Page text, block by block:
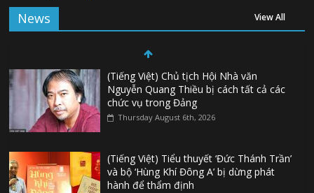
News
View All
(Tiếng Việt) Chủ tịch Hội Nhà văn
Nguyễn Quang Thiều bị cách tất cả các
chức vụ trong Đảng
Thursday August 6th, 2026
(Tiếng Việt) Tiểu thuyết ‘Đức Thánh Trần’
và bộ ‘Hùng Khí Đông A’ bị dừng phát
hành để thẩm định